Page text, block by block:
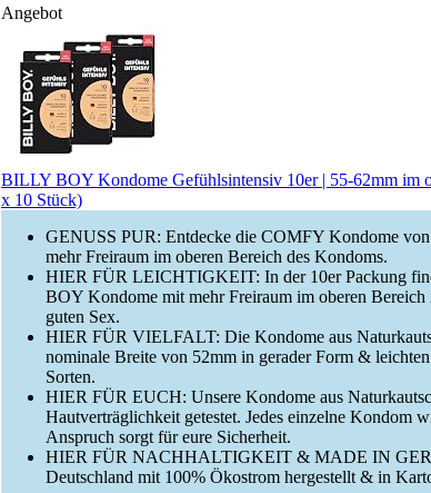
Angebot
BILLY BOY Kondome Gefühlsintensiv 10er | 55-62mm im
x 10 Stück)
GENUSS PUR: Entdecke die COMFY Kondome
mehr Freiraum im oberen Bereich des Kondoms.
HIER FÜR LEICHTIGKEIT: In der 10er Packung
BOY Kondome mit mehr Freiraum im oberen
guten Sex.
HIER FÜR VIELFALT: Die Kondome aus
nominale Breite von 52mm in gerader Form &
Sorten.
HIER FÜR EUCH: Unsere Kondome aus
Hautverträglichkeit getestet. Jedes einzelne Kondom
Anspruch sorgt für eure Sicherheit.
HIER FÜR NACHHALTIGKEIT & MADE IN
Deutschland mit 100% Ökostrom hergestellt & in